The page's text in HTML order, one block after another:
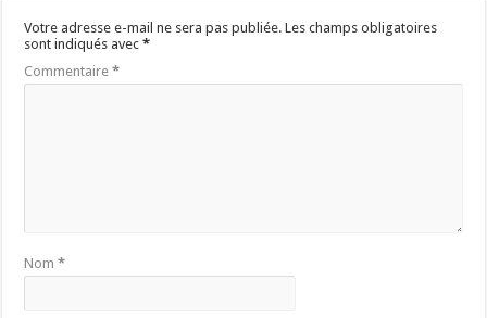
Votre adresse e-mail ne sera pas publiée. Les champs obligatoires
sont indiqués avec*
Commentaire*
Nom*